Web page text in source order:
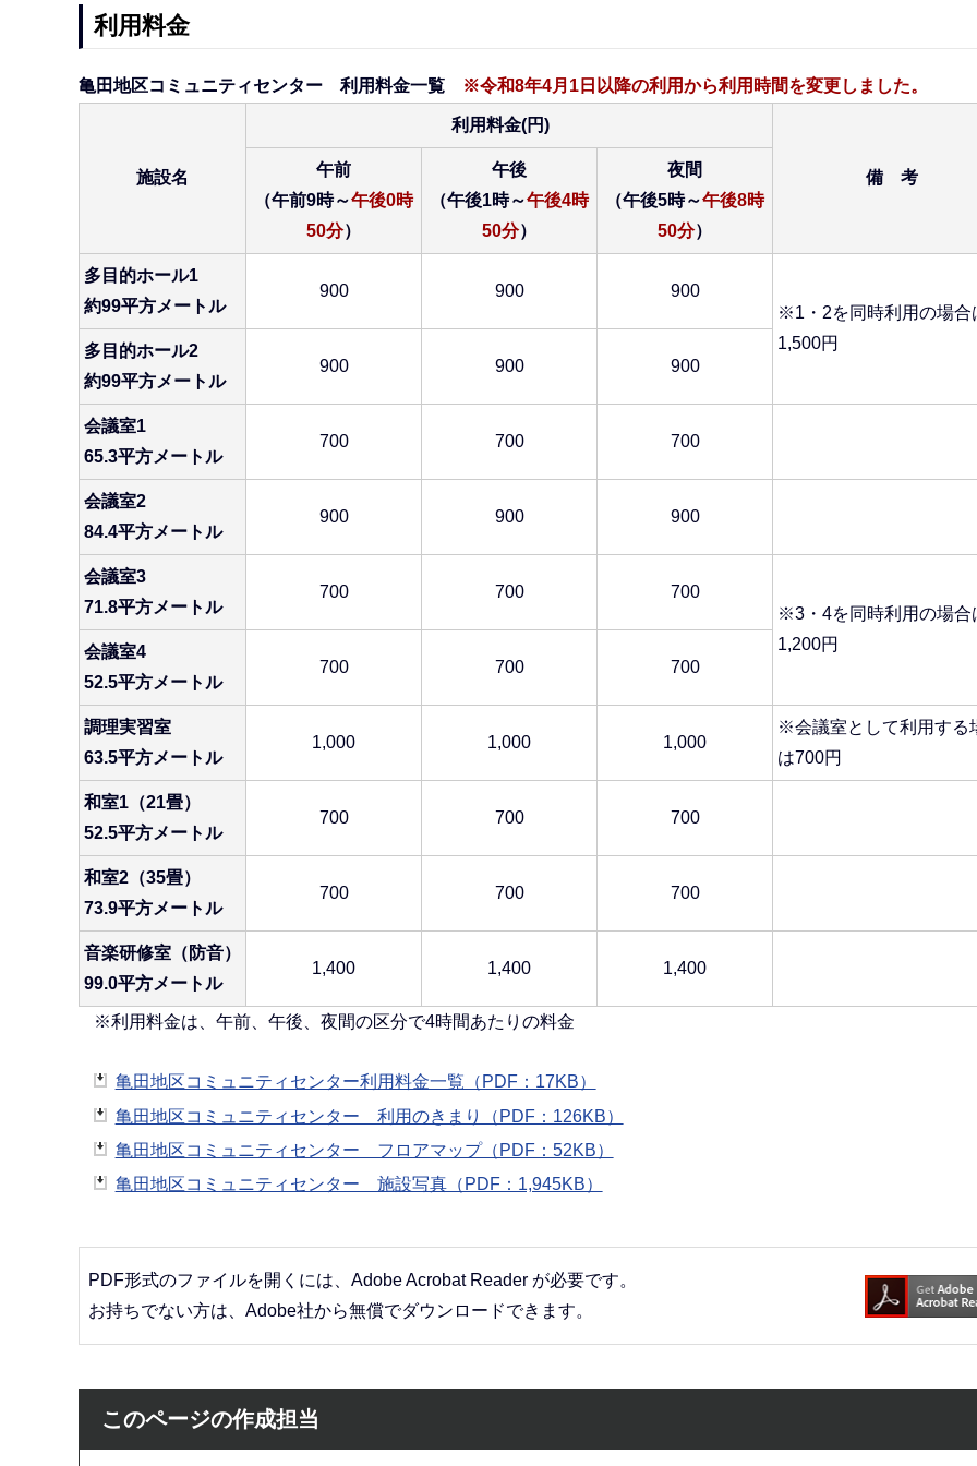
利用料金
亀田地区コミュニティセンター 利用料金一覧 ※令和8年4月1日以降の利用から利用時間を変更しました。
施設名
利用料金(円)
備 考
午前
（午前9時～午後0時
50分）
午後
（午後1時～午後4時
50分）
夜間
（午後5時～午後8時
50分）
多目的ホール1
約99平方メートル
900 900
900
※1・2を同時利用の場合
1,500円
多目的ホール2
約99平方メートル
900 900 900
会議室1
65.3平方メートル
700 700 700
会議室2
84.4平方メートル
900 900 900
会議室3
71.8平方メートル
700 700
700
※3・4を同時利用の場合
1,200円
会議室4
52.5平方メートル
700 700 700
調理実習室
63.5平方メートル
1,000 1,000 1,000
※会議室として利用する
は700円
和室1（21畳）
52.5平方メートル
700 700 700
和室2（35畳）
73.9平方メートル
700 700 700
音楽研修室（防音）
99.0平方メートル
1,400 1,400 1,400
※利用料金は、午前、午後、夜間の区分で4時間あたりの料金
亀田地区コミュニティセンター利用料金一覧（PDF：17KB）
亀田地区コミュニティセンター 利用のきまり（PDF：126KB）
亀田地区コミュニティセンター フロアマップ（PDF：52KB）
亀田地区コミュニティセンター 施設写真（PDF：1,945KB）
PDF形式のファイルを開くには、Adobe Acrobat Reader が必要です。
お持ちでない方は、Adobe社から無償でダウンロードできます。
このページの作成担当